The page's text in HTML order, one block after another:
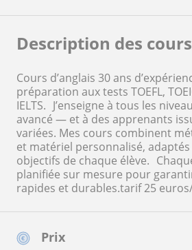
Prix
Description des cours
Cours d’anglais 30 ans
préparation aux tests TOEFL,
IELTS. J’enseigne à tous les
avancé — et à des apprenants
variées. Mes cours combinent
et matériel personnalisé,
objectifs de chaque élève.
planifiée sur mesure pour
rapides et durables.tarif 25